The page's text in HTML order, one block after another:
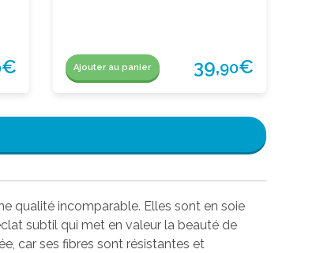
€ Ajouter au panier 39,90€
qualité incomparable. Elles sont en soie
subtil qui met en valeur la beauté de
car ses fibres sont résistantes et